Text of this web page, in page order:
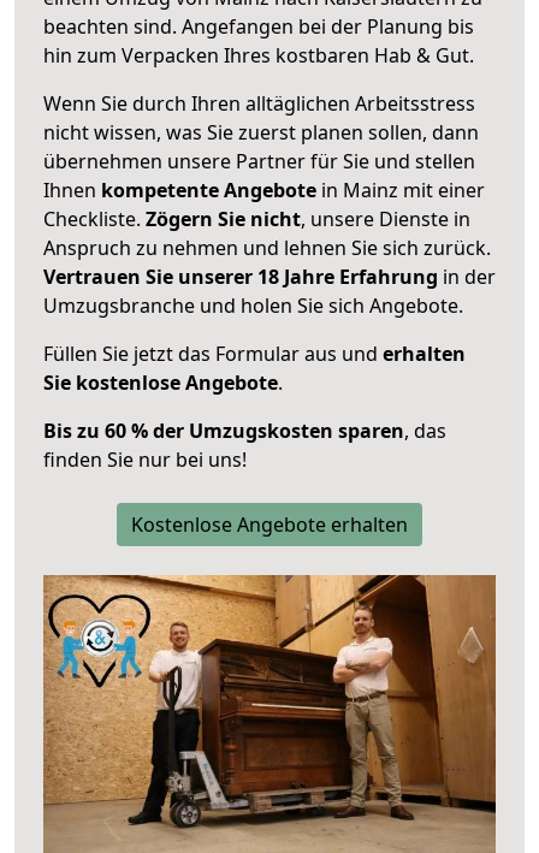
beachten sind. Angefangen bei der Planung bis
hin zum Verpacken Ihres kostbaren Hab & Gut.
Wenn Sie durch Ihren alltäglichen Arbeitsstress
nicht wissen, was Sie zuerst planen sollen, dann
übernehmen unsere Partner für Sie und stellen
Ihnen kompetente Angebote in Mainz mit einer
Checkliste. Zögern Sie nicht, unsere Dienste in
Anspruch zu nehmen und lehnen Sie sich zurück.
Vertrauen Sie unserer 18 Jahre Erfahrung in der
Umzugsbranche und holen Sie sich Angebote.
Füllen Sie jetzt das Formular aus und erhalten
Sie kostenlose Angebote.
Bis zu 60 % der Umzugskosten sparen, das
finden Sie nur bei uns!
Kostenlose Angebote erhalten